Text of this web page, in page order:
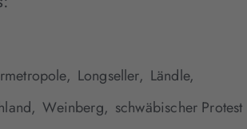
Longseller, Ländle,
Weinberg, schwäbischer Protest